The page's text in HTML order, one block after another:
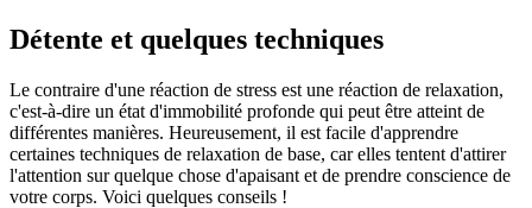
Détente et quelques techniques
Le contraire d'une réaction de stress est une réaction de relaxation,
c'est-à-dire un état d'immobilité profonde qui peut être atteint de
différentes manières. Heureusement, il est facile d'apprendre
certaines techniques de relaxation de base, car elles tentent d'attirer
l'attention sur quelque chose d'apaisant et de prendre conscience de
votre corps. Voici quelques conseils !